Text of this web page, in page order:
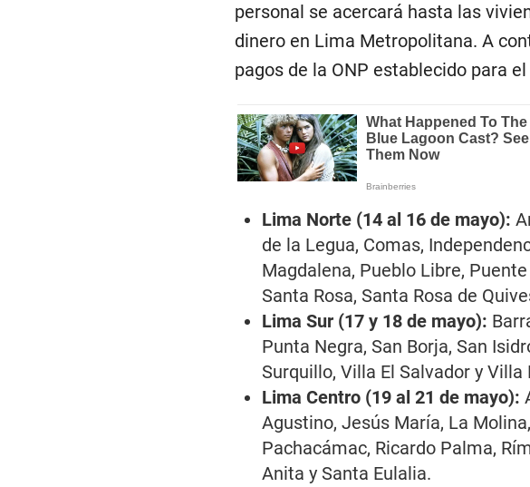
personal se acercará hasta las
dinero en Lima Metropolitana. A
pagos de la ONP establecido para
Lima Norte (14 al 16 de mayo):
de la Legua, Comas,
Magdalena, Pueblo Libre,
Santa Rosa, Santa Rosa de
Lima Sur (17 y 18 de mayo):
Punta Negra, San Borja, San
Surquillo, Villa El Salvador y
Lima Centro (19 al 21 de mayo):
Agustino, Jesús María, La
Pachacámac, Ricardo Palma,
Anita y Santa Eulalia.